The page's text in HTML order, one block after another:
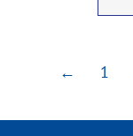
← 1